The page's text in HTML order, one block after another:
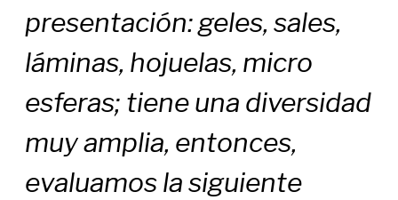
presentación: geles, sales,
láminas, hojuelas, micro
esferas; tiene una diversidad
muy amplia, entonces,
evaluamos la siguiente